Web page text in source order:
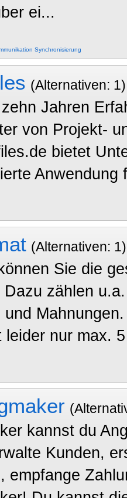
ei...
Synchronisierung
(Alternativen: 1)
Jahren
von Projekt-
bietet
Anwendung
(Alternativen: 1)
Sie die
zählen
und
leider nur max.
kannst du
Kunden,
empfange